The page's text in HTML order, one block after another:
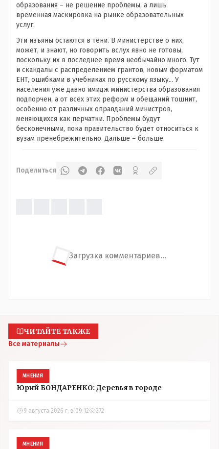
образования – не решение проблемы, а лишь
временная маскировка на рынке образовательных
услуг.
Эти изъяны остаются в тени. В министерстве о них,
может, и знают, но говорить вслух явно не готовы,
поскольку их в последнее время необычайно много. Тут
и скандалы с распределением грантов, новым форматом
ЕНТ, ошибками в учебниках по русскому языку... У
населения уже давно имидж министерства образования
подпорчен, а от всех этих реформ и обещаний тошнит,
особенно от различных оправданий министров,
меняющихся как перчатки. Проблемы будут
бесконечными, пока правительство будет относиться к
вузам пренебрежительно. Дальше – больше.
Поделиться
Загрузка комментариев...
ЧИТАЙТЕ ТАКЖЕ
Все материалы
МНЕНИЯ
Юрий БОНДАРЕНКО: Деревья в городе
9 августа 2026 г. в 09:12 272
МНЕНИЯ